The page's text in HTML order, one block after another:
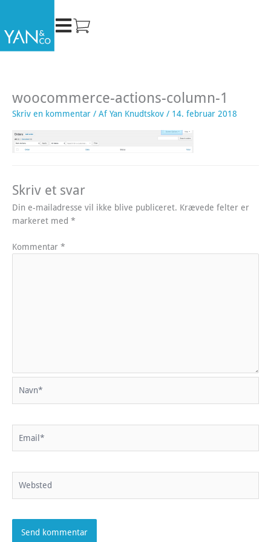
indholdet
woocommerce-actions-column-1
Skriv en kommentar / Af Yan Knudtskov / 14. februar 2018
Skriv et svar
Din e-mailadresse vil ikke blive publiceret. Krævede felter er
markeret med *
Kommentar *